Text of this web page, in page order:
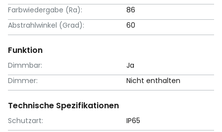
Farbwiedergabe (Ra):
86
Abstrahlwinkel (Grad):
60
Funktion
Dimmbar:
Ja
Dimmer:
Nicht enthalten
Technische Spezifikationen
Schutzart:
IP65